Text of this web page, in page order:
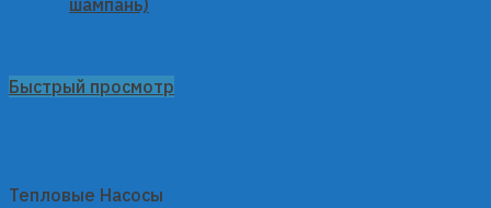
Быстрый просмотр
Тепловые Насосы